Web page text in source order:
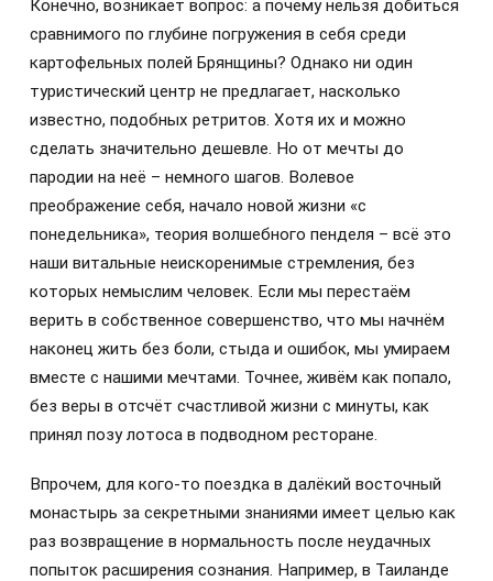
Конечно, возникает вопрос: а почему нельзя добиться
сравнимого по глубине погружения в себя среди
картофельных полей Брянщины? Однако ни один
туристический центр не предлагает, насколько
известно, подобных ретритов. Хотя их и можно
сделать значительно дешевле. Но от мечты до
пародии на неё – немного шагов. Волевое
преображение себя, начало новой жизни «с
понедельника», теория волшебного пенделя – всё это
наши витальные неискоренимые стремления, без
которых немыслим человек. Если мы перестаём
верить в собственное совершенство, что мы начнём
наконец жить без боли, стыда и ошибок, мы умираем
вместе с нашими мечтами. Точнее, живём как попало,
без веры в отсчёт счастливой жизни с минуты, как
принял позу лотоса в подводном ресторане.
Впрочем, для кого-то поездка в далёкий восточный
монастырь за секретными знаниями имеет целью как
раз возвращение в нормальность после неудачных
попыток расширения сознания. Например, в Таиланде